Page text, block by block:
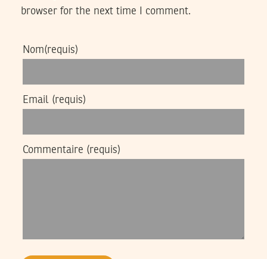
browser for the next time I comment.
Nom(requis)
Email (requis)
Commentaire (requis)